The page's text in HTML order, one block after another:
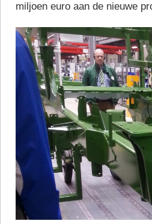
miljoen euro aan de nieuwe